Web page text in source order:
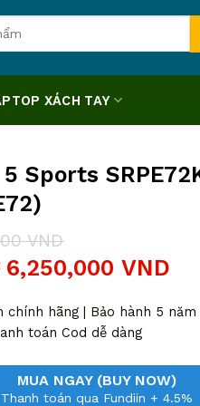
XÁCH TAY
Sports
VND
VND.
6,250,000VND
VND.
chính hãng | Bảo hành 5 năm
toán Cod dễ dàng
MUA NGAY (BUY NOW)
Thanh toán qua Fundiin + 4.5%